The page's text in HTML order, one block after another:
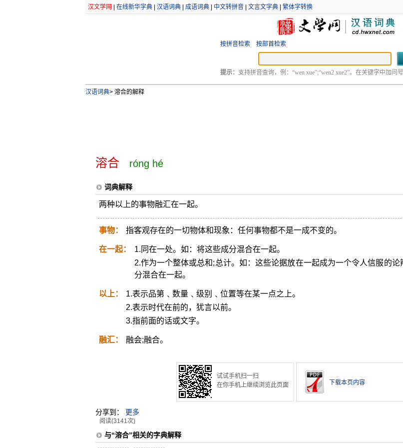
汉文学网 在线新华字典| 汉语词典| 成语词典| 中文转拼音| 文言文字典| 繁体字转换
按拼音检索 按部首检索
提示： 支持拼音查询，例：“wen xue”;“wen2 xue2”。在关键字中加问
汉语词典>溶合的解释
溶合 róng hé
词典解释
两种以上的事物融汇在一起。
事物： 指客观存在的一切物体和现象：任何事物都不是一成不变的。
在一起：
1.同在一处。如：将这些成分混合在一起。
2.作为一个整体或总和;总计。如：这些论据放在一起成为一个令人信服的论
分混合在一起。
以上：
1.表示品第﹑数量﹑级别﹑位置等在某一点之上。
2.表示时代在前的，犹言以前。
3.指前面的话或文字。
融汇： 融会;融合。
试试手机扫一扫
在你手机上继续浏览此页面
下载本页内容
分享到： 更多
阅读(3141次)
与“溶合”相关的字典解释